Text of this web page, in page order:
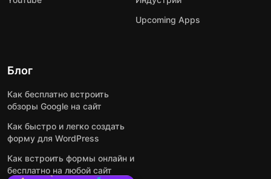
Upcoming Apps
Блог
Как бесплатно встроить
обзоры Google на сайт
Как быстро и легко создать
форму для WordPress
Как встроить формы онлайн и
бесплатно на любой сайт